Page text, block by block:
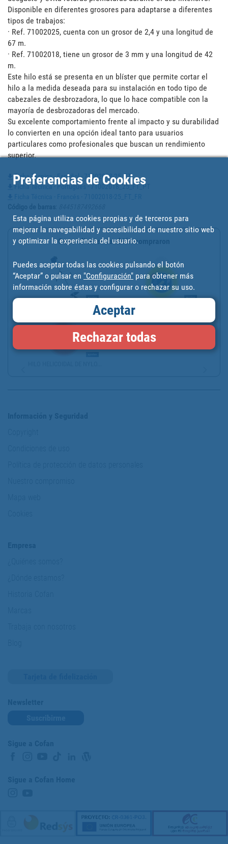
Disponible en diferentes grosores para adaptarse a diferentes
tipos de trabajos:
· Ref. 71002025, cuenta con un grosor de 2,4 y una longitud de
67 m.
· Ref. 71002018, tiene un grosor de 3 mm y una longitud de 42
m.
Este hilo está se presenta en un blíster que permite cortar el
hilo a la medida deseada para su instalación en todo tipo de
cabezales de desbrozadora, lo que lo hace compatible con la
mayoría de desbrozadoras del mercado.
Su excelente comportamiento frente al impacto y su durabilidad
lo convierten en una opción ideal tanto para usuarios
particulares como profesionales que buscan un rendimiento
superior.
Ficha Técnica - Español - 71002018-25_FT
Ficha Técnica - Portugues - 71002018_25_FT_PT
Otros clientes también compraron
DESBROZADORA DE GASOLIN... HILO REDONDO DE NYLON P...
Preferencias de Cookies
Esta página utiliza cookies propias y de terceros para
mejorar la navegabilidad y accesibilidad de nuestro sitio web
y optimizar la experiencia del usuario.
Puedes aceptar todas las cookies pulsando el botón
“Aceptar” o pulsar en "Configuración" para obtener más
información sobre éstas y configurar o rechazar su uso.
Aceptar
Rechazar todas